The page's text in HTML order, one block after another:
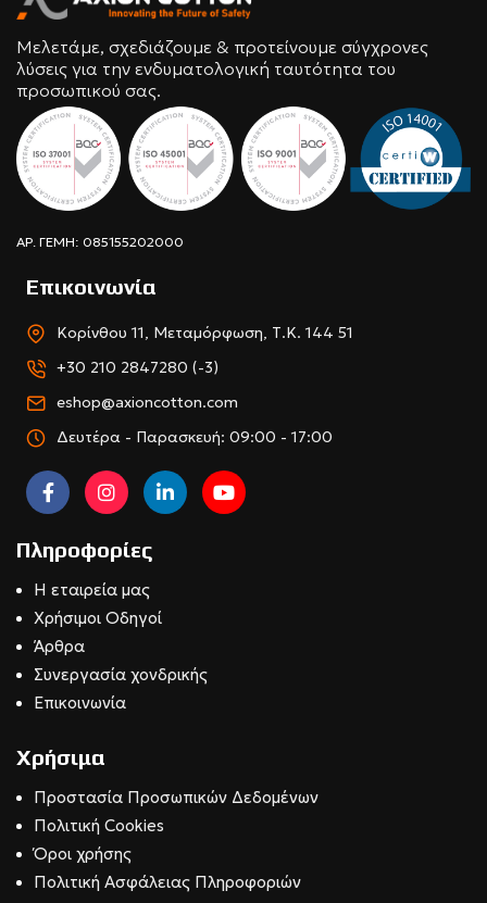
Μελετάμε, σχεδιάζουμε & προτείνουμε σύγχρονες
λύσεις για την ενδυματολογική ταυτότητα του
προσωπικού σας.
ΑΡ. ΓΕΜΗ: 085155202000
Επικοινωνία
Κορίνθου 11, Μεταμόρφωση, Τ.Κ. 144 51
+30 210 2847280 (-3)
eshop@axioncotton.com
Δευτέρα - Παρασκευή: 09:00 - 17:00
Πληροφορίες
Η εταιρεία μας
Χρήσιμοι Οδηγοί
Άρθρα
Συνεργασία χονδρικής
Επικοινωνία
Χρήσιμα
Προστασία Προσωπικών Δεδομένων
Πολιτική Cookies
Όροι χρήσης
Πολιτική Ασφάλειας Πληροφοριών